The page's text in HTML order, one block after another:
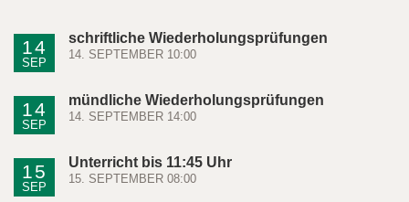
14
SEP
schriftliche Wiederholungsprüfungen
14. SEPTEMBER 10:00
14
SEP
mündliche Wiederholungsprüfungen
14. SEPTEMBER 14:00
15
SEP
Unterricht bis 11:45 Uhr
15. SEPTEMBER 08:00